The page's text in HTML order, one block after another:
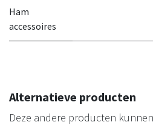
Ham
accessoires
Alternatieve producten
Deze andere producten